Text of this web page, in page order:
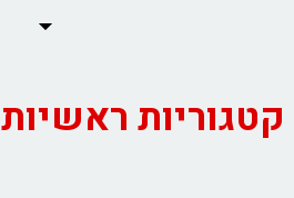
קטגוריות ראשיות